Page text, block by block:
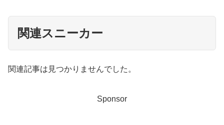
関連スニーカー
関連記事は見つかりませんでした。
Sponsor